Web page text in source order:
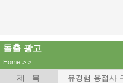
돌출 광고
Home > >
제 목
유경험 용접사